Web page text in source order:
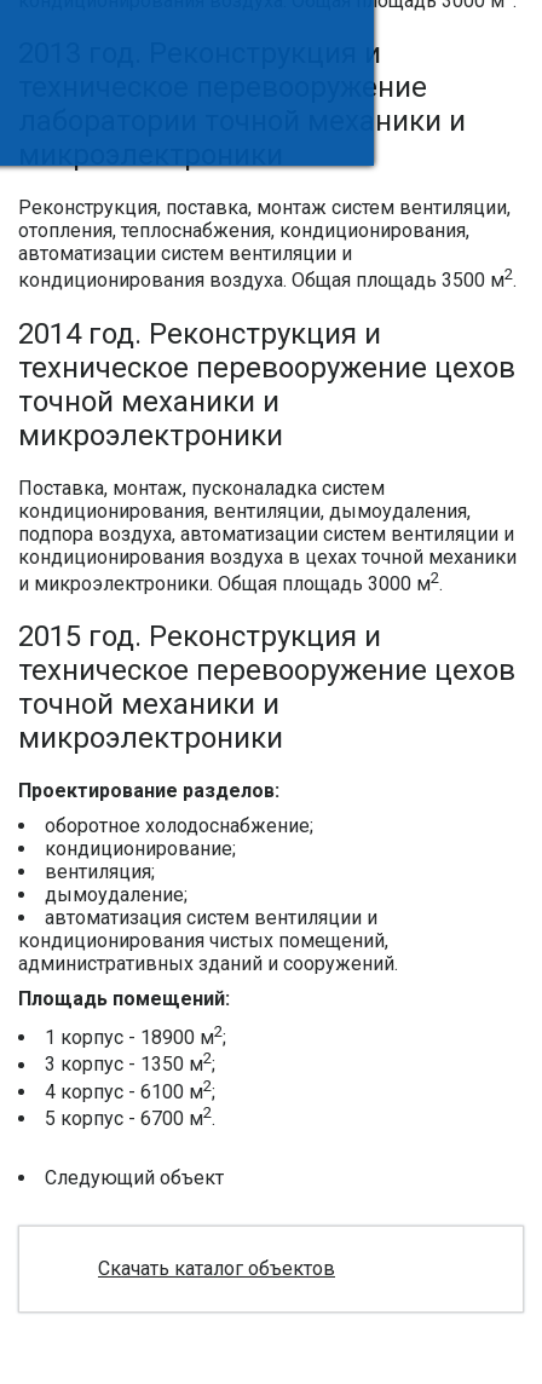
2013 год. Реконструкция и
техническое перевооружение
лаборатории точной механики и
Реконструкция, поставка, монтаж систем вентиляции,
отопления, теплоснабжения, кондиционирования,
автоматизации систем вентиляции и
кондиционирования воздуха. Общая площадь 3500 м2.
2014 год. Реконструкция и
техническое перевооружение цехов
точной механики и
микроэлектроники
Поставка, монтаж, пусконаладка систем
кондиционирования, вентиляции, дымоудаления,
подпора воздуха, автоматизации систем вентиляции и
кондиционирования воздуха в цехах точной механики
и микроэлектроники. Общая площадь 3000 м2.
2015 год. Реконструкция и
техническое перевооружение цехов
точной механики и
микроэлектроники
Проектирование разделов:
оборотное холодоснабжение;
кондиционирование;
вентиляция;
дымоудаление;
автоматизация систем вентиляции и
кондиционирования чистых помещений,
административных зданий и сооружений.
Площадь помещений:
1 корпус - 18900 м2;
3 корпус - 1350 м2;
4 корпус - 6100 м2;
5 корпус - 6700 м2.
Следующий объект
Скачать каталог объектов